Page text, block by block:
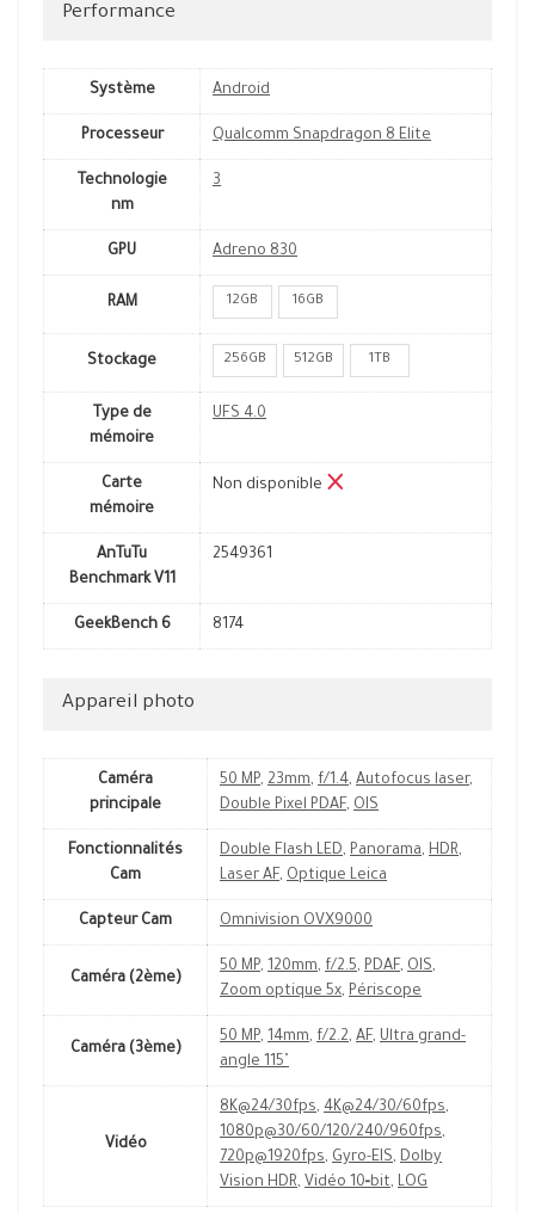
Performance
Système Android
Processeur Qualcomm Snapdragon 8 Elite
Technologie
nm
3
GPU Adreno 830
RAM 12GB 16GB
Stockage 256GB 512GB 1TB
Type de
mémoire
UFS 4.0
Carte
mémoire
Non disponible
AnTuTu
Benchmark V11
2549361
GeekBench 6 8174
Appareil photo
Caméra
principale
50 MP, 23mm, f/1.4, Autofocus laser,
Double Pixel PDAF, OIS
Fonctionnalités
Cam
Double Flash LED, Panorama, HDR,
Laser AF, Optique Leica
Capteur Cam Omnivision OVX9000
Caméra (2ème)
50 MP, 120mm, f/2.5, PDAF, OIS,
Zoom optique 5x, Périscope
Caméra (3ème)
50 MP, 14mm, f/2.2, AF, Ultra grand-
angle 115˚
Vidéo
8K@24/30fps, 4K@24/30/60fps,
1080p@30/60/120/240/960fps,
720p@1920fps, Gyro-EIS, Dolby
Vision HDR, Vidéo 10‑bit, LOG